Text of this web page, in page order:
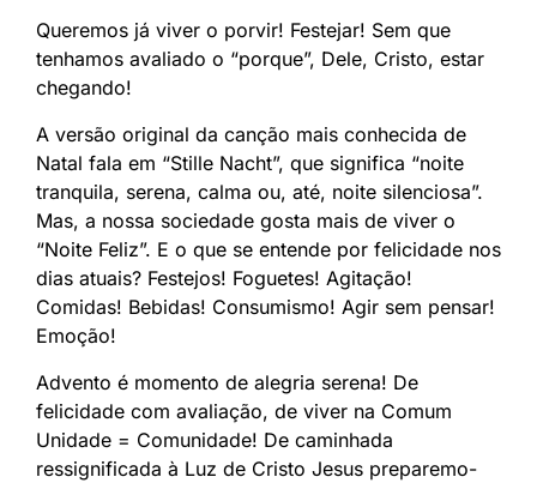
Queremos já viver o porvir! Festejar! Sem que
tenhamos avaliado o “porque”, Dele, Cristo, estar
chegando!
A versão original da canção mais conhecida de
Natal fala em “Stille Nacht”, que significa “noite
tranquila, serena, calma ou, até, noite silenciosa”.
Mas, a nossa sociedade gosta mais de viver o
“Noite Feliz”. E o que se entende por felicidade nos
dias atuais? Festejos! Foguetes! Agitação!
Comidas! Bebidas! Consumismo! Agir sem pensar!
Emoção!
Advento é momento de alegria serena! De
felicidade com avaliação, de viver na Comum
Unidade = Comunidade! De caminhada
ressignificada à Luz de Cristo Jesus preparemo-